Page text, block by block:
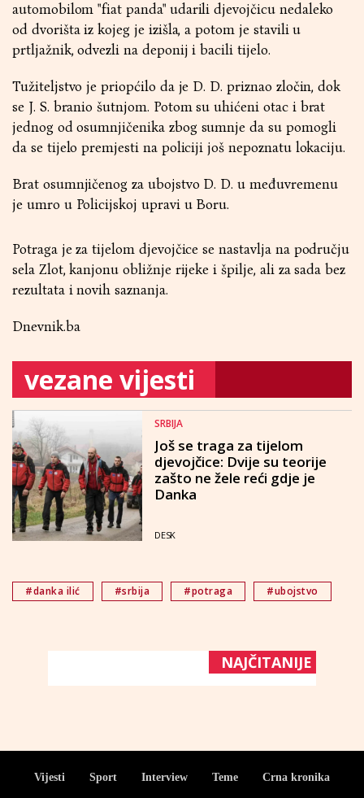
automobilom "fiat panda" udarili djevojčicu nedaleko
od dvorišta iz kojeg je izišla, a potom je stavili u
prtljažnik, odvezli na deponij i bacili tijelo.
Tužiteljstvo je priopćilo da je D. D. priznao zločin, dok
se J. S. branio šutnjom. Potom su uhićeni otac i brat
jednog od osumnjičenika zbog sumnje da su pomogli
da se tijelo premjesti na policiji još nepoznatu lokaciju.
Brat osumnjičenog za ubojstvo D. D. u međuvremenu
je umro u Policijskoj upravi u Boru.
Potraga je za tijelom djevojčice se nastavlja na području
sela Zlot, kanjonu obližnje rijeke i špilje, ali za sada bez
rezultata i novih saznanja.
Dnevnik.ba
vezane vijesti
SRBIJA
Još se traga za tijelom
djevojčice: Dvije su teorije
zašto ne žele reći gdje je
Danka
DESK
#danka ilić #srbija #potraga #ubojstvo
NAJČITANIJE
Vijesti Sport Interview Teme Crna kronika